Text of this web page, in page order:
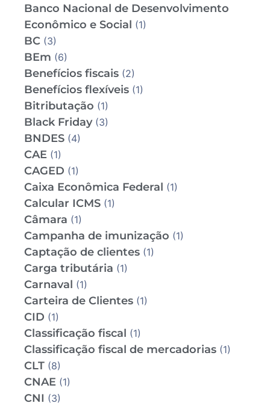
Banco Nacional de Desenvolvimento
Econômico e Social (1)
BC (3)
BEm (6)
Benefícios fiscais (2)
Benefícios flexíveis (1)
Bitributação (1)
Black Friday(3)
BNDES (4)
CAE (1)
CAGED (1)
Caixa Econômica Federal (1)
Calcular ICMS (1)
Câmara (1)
Campanha de imunização (1)
Captação de clientes (1)
Carga tributária (1)
Carnaval (1)
Carteira de Clientes (1)
CID (1)
Classificação fiscal (1)
Classificação fiscal de mercadorias (1)
CLT (8)
CNAE (1)
CNI (3)